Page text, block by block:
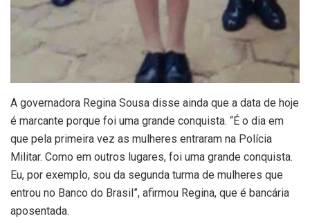
A governadora Regina Sousa disse ainda que a data de hoje
é marcante porque foi uma grande conquista. “É o dia em
que pela primeira vez as mulheres entraram na Polícia
Militar. Como em outros lugares, foi uma grande conquista.
Eu, por exemplo, sou da segunda turma de mulheres que
entrou no Banco do Brasil”, afirmou Regina, que é bancária
aposentada.